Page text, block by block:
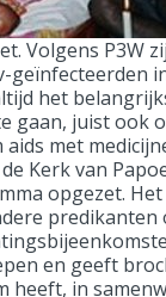
Volgens P3W
geïnfecteerden
het
gaan, juist ook
met
Kerk van
opgezet.
predikanten
en geeft
heeft, in